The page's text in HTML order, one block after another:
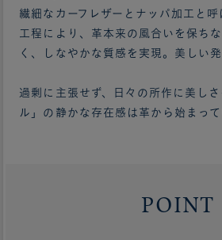
繊細なカーフレザーとナッパ加工と
工程により、革本来の風合いを保ち
く、しなやかな質感を実現。美しい発
過剰に主張せず、日々の所作に美し
ル」の静かな存在感は革から始まって
POINT